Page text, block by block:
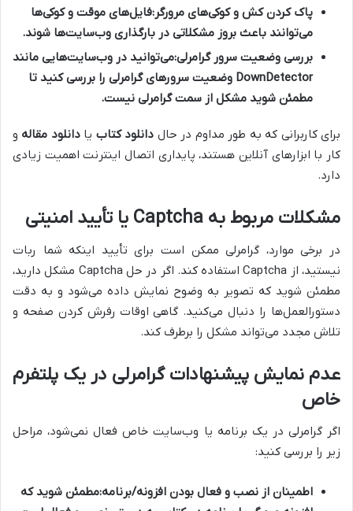
پاک کردن کش و کوکی‌های مرورگر:فایل‌های موقت و کوکی‌ها
می‌توانند باعث بروز مشکلاتی در بارگذاری وب‌سایت‌ها شوند.
بررسی وضعیت سرور گرامرلی:می‌توانید در وب‌سایت‌هایی مانند
DownDetector وضعیت سرورهای گرامرلی را بررسی کنید تا
مطمئن شوید مشکل از سمت گرامرلی نیست.
برای کاربرانی که به طور مداوم در حال دانلود کتاب یادانلود مقاله و
کار با ابزارهای آنلاین هستند، پایداری اتصال اینترنت اهمیت زیادی
دارد.
مشکلات مربوط به Captcha یا تأیید امنیتی
در برخی موارد، گرامرلی ممکن است برای تأیید اینکه شما ربات
نیستید، از Captcha استفاده کند. اگر در حل Captcha مشکل دارید،
مطمئن شوید که تصویر به وضوح نمایش داده می‌شود و به دقت
دستورالعمل‌ها را دنبال می‌کنید. گاهی اوقات رفرش کردن صفحه و
تلاش مجدد می‌تواند مشکل را برطرف کند.
عدم نمایش پیشنهادات گرامرلی در یک پلتفرم
خاص
اگر گرامرلی در یک برنامه یا وب‌سایت خاص فعال نمی‌شود، مراحل
زیر را بررسی کنید:
اطمینان از نصب و فعال بودن افزونه/برنامه:مطمئن شوید که